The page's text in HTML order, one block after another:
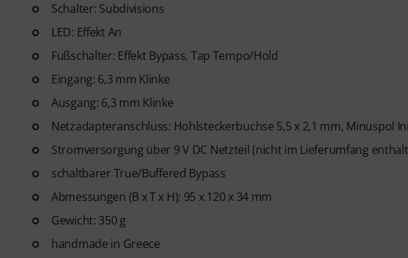
Schalter: Subdivisions
LED: Effekt An
Fußschalter: Effekt Bypass, Tap Tempo/Hold
Eingang: 6,3 mm Klinke
Ausgang: 6,3 mm Klinke
Netzadapteranschluss: Hohlsteckerbuchse 5,5 x 2,1 mm, Minuspol
Stromversorgung über 9 V DC Netzteil (nicht im Lieferumfang
schaltbarer True/Buffered Bypass
Abmessungen (B x T x H): 95 x 120 x 34 mm
Gewicht: 350 g
handmade in Greece